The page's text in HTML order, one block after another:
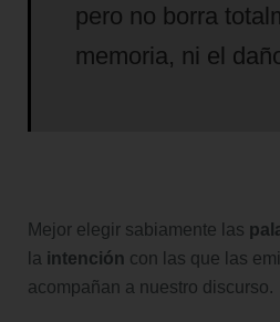
pero no borra
memoria, ni el
Mejor elegir sabiamente las
la intención con las que las
acompañan a nuestro discurso.